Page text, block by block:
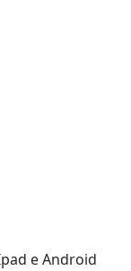
e Android